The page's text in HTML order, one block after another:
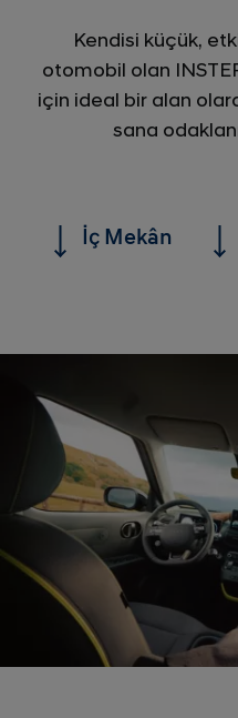
Kendisi küçük,
otomobil olan
için ideal bir alan
sana
İç Mekân